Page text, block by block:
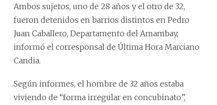
Ambos sujetos, uno de 28 años y el otro de 32,
fueron detenidos en barrios distintos en Pedro
Juan Caballero, Departamento del Amambay,
informó el corresponsal de Última Hora Marciano
Candia.
Según informes, el hombre de 32 años estaba
viviendo de “forma irregular en concubinato”,